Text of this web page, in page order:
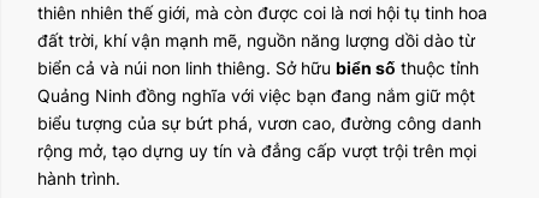
thiên nhiên thế giới, mà còn được coi là nơi hội tụ tinh hoa
đất trời, khí vận mạnh mẽ, nguồn năng lượng dồi dào từ
biển cả và núi non linh thiêng. Sở hữu biển số thuộc tỉnh
Quảng Ninh đồng nghĩa với việc bạn đang nắm giữ một
biểu tượng của sự bứt phá, vươn cao, đường công danh
rộng mở, tạo dựng uy tín và đẳng cấp vượt trội trên mọi
hành trình.